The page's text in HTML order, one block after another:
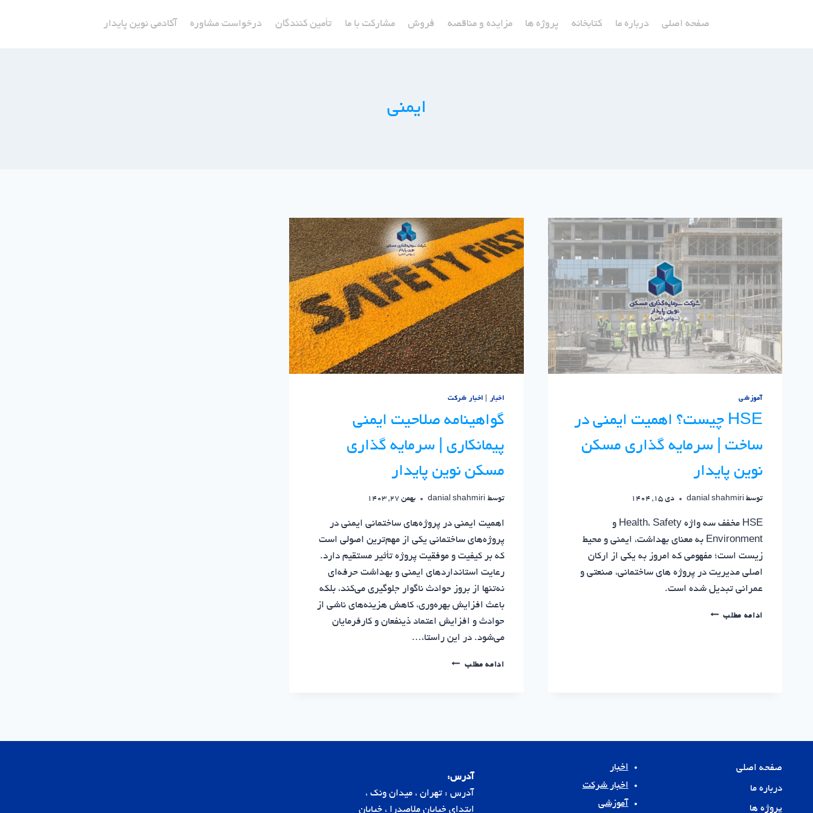
صفحه اصلی درباره ما کتابخانه پروژه ها مزایده و مناقصه فروش مشارکت با ما تأمین کنندگان درخواست مشاوره آکادمی نوین پایدار
ایمنی
آموزشی
HSE چیست؟ اهمیت ایمنی در
ساخت | سرمایه گذاری مسکن
نوین پایدار
توسط danial shahmiri دی 15, 1404
HSE مخفف سه واژه Health، Safety و
Environment به معنای بهداشت، ایمنی و محیط
زیست است؛ مفهومی که امروز به یکی از ارکان
اصلی مدیریت در پروژه های ساختمانی، صنعتی و
عمرانی تبدیل شده است.
ادامه مطلبHSE
نوین
اخبار اخبار شرکت
گواهینامه صلاحیت ایمنی
پیمانکاری | سرمایه گذاری
مسکن نوین پایدار
توسط danial shahmiri بهمن 27, 1403
اهمیت ایمنی در پروژه‌های ساختمانی ایمنی در
پروژه‌های ساختمانی یکی از مهم‌ترین اصولی است
که بر کیفیت و موفقیت پروژه تأثیر مستقیم دارد.
رعایت استانداردهای ایمنی و بهداشت حرفه‌ای
نه‌تنها از بروز حوادث ناگوار جلوگیری می‌کند، بلکه
باعث افزایش بهره‌وری، کاهش هزینه‌های ناشی از
حوادث و افزایش اعتماد ذینفعان و کارفرمایان
می‌شود. در این راستا،…
ادامه مطلبگواهینامه
پایدار
صفحه اصلی
درباره ما
پروژه ها
اخبار
اخبار شرکت
آموزشی
آدرس:
آدرس : تهران ، میدان ونک ،
ابتدای خیابان ملاصدرا ، خیابان